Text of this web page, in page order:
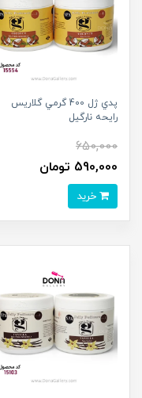
پدي ژل 400 گرمي گلاريس
رايحه نارگيل
650,000
590,000 تومان